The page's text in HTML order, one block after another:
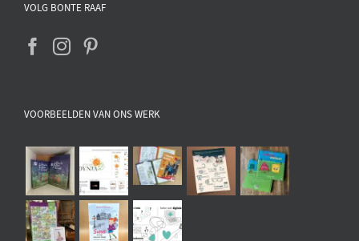
VOLG BONTE RAAF
VOORBEELDEN VAN ONS WERK